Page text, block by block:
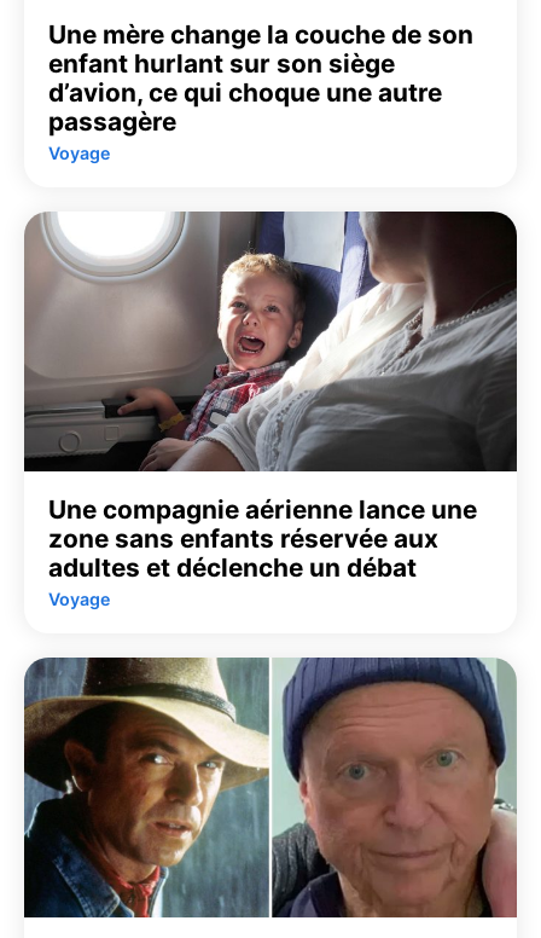
Une mère change la couche de son
enfant hurlant sur son siège
d’avion, ce qui choque une autre
passagère
Voyage
Une compagnie aérienne lance une
zone sans enfants réservée aux
adultes et déclenche un débat
Voyage